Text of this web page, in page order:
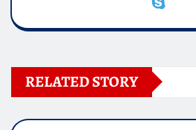
RELATED STORY